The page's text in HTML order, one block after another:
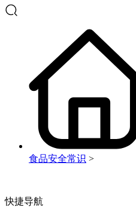
食品安全常识 >
快捷导航